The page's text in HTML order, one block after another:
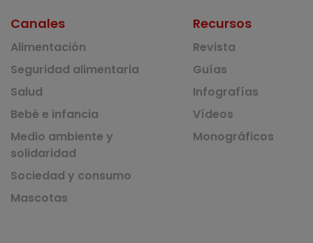
Canales
Alimentación
Seguridad alimentaria
Salud
Bebé e infancia
Medio ambiente y
solidaridad
Sociedad y consumo
Mascotas
Recursos
Revista
Guías
Infografías
Vídeos
Monográficos